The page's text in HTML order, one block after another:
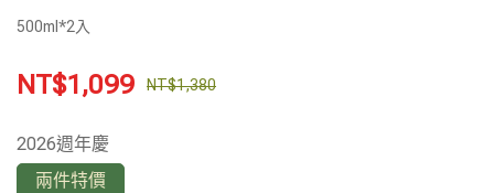
500ml*2入
NT$1,099 NT$1,380
2026週年慶
兩件特價